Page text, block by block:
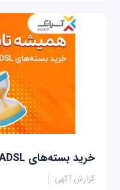
خرید بسته‌های ADSL آسیاتک را از دست نده!
گزارش آگهی